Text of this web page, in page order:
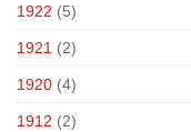
1922 (5)
1921 (2)
1920 (4)
1912 (2)